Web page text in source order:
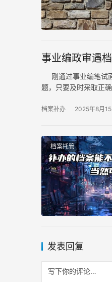
事业编政审遇
刚通过事业编笔试
题，只要及时采取正
档案补办 2025年8月15
档案托管
发表回复